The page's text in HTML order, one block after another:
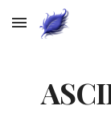
Skip to main